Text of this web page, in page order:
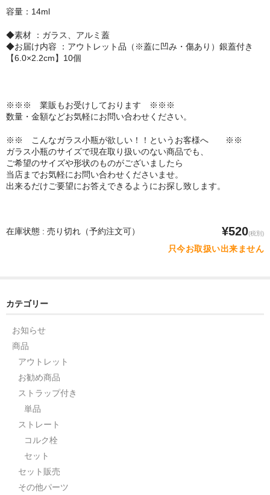
容量：14ml
◆素材 ：ガラス、アルミ蓋
◆お届け内容 ：アウトレット品（※蓋に凹み・傷あり）銀蓋付き
【6.0×2.2cm】10個
※※※ 業販もお受けしております ※※※
数量・金額などお気軽にお問い合わせください。
※※ こんなガラス小瓶が欲しい！！というお客様へ ※※
ガラス小瓶のサイズで現在取り扱いのない商品でも、
ご希望のサイズや形状のものがございましたら
当店までお気軽にお問い合わせくださいませ。
出来るだけご要望にお答えできるようにお探し致します。
在庫状態 : 売り切れ（予約注文可） ¥520(税別)
只今お取扱い出来ません
カテゴリー
お知らせ
商品
アウトレット
お勧め商品
ストラップ付き
単品
ストレート
コルク栓
セット
セット販売
その他パーツ